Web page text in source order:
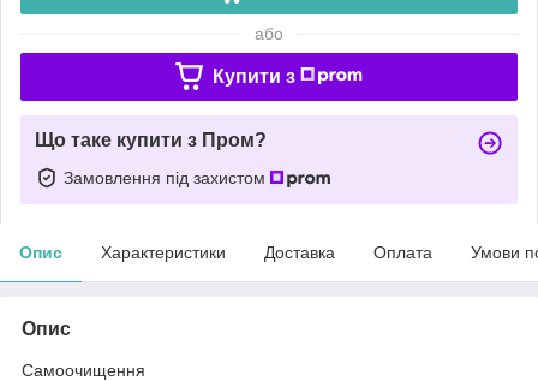
або
Купити з
Що таке купити з Пром?
Замовлення під захистом
Опис Характеристики Доставка Оплата Умови
Опис
Самоочищення